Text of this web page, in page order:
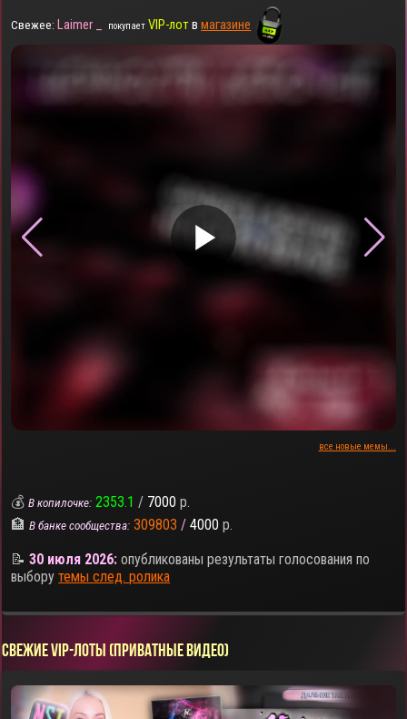
Свежее: Laimer _ покупает VIP-лотвмагазине
▶
все новые мемы...
💰В копилочке: 2353.1 / 7000 р.
🏦В банке сообщества: 309803 / 4000 р.
📝30 июля 2026: опубликованы результаты голосования по
выборутемы след. ролика
СВЕЖИЕ VIP-ЛОТЫ (ПРИВАТНЫЕ ВИДЕО)